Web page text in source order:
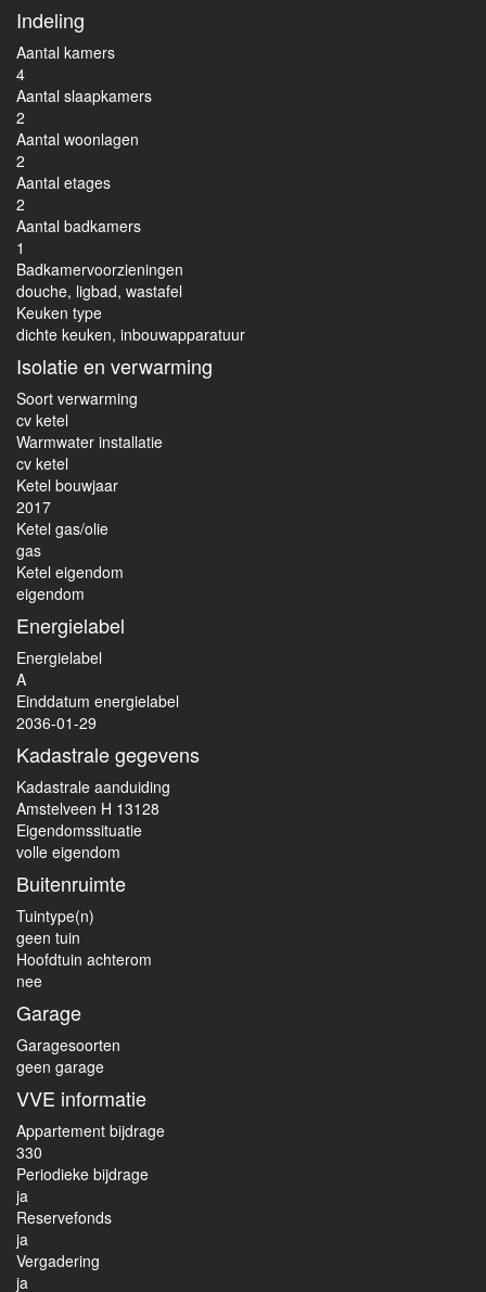
Indeling
Aantal kamers
4
Aantal slaapkamers
2
Aantal woonlagen
2
Aantal etages
2
Aantal badkamers
1
Badkamervoorzieningen
douche, ligbad, wastafel
Keuken type
dichte keuken, inbouwapparatuur
Isolatie en verwarming
Soort verwarming
cv ketel
Warmwater installatie
cv ketel
Ketel bouwjaar
2017
Ketel gas/olie
gas
Ketel eigendom
eigendom
Energielabel
Energielabel
A
Einddatum energielabel
2036-01-29
Kadastrale gegevens
Kadastrale aanduiding
Amstelveen H 13128
Eigendomssituatie
volle eigendom
Buitenruimte
Tuintype(n)
geen tuin
Hoofdtuin achterom
nee
Garage
Garagesoorten
geen garage
VVE informatie
Appartement bijdrage
330
Periodieke bijdrage
ja
Reservefonds
ja
Vergadering
ja